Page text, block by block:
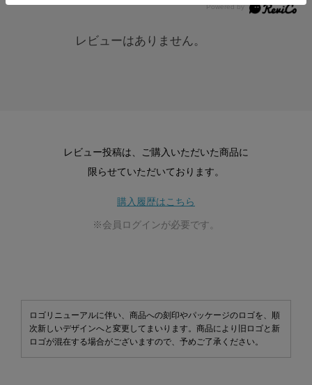
レビューはありません。
レビュー投稿は、ご購入いただいた商品に
限らせていただいております。
購入履歴はこちら
※会員ログインが必要です。
ロゴリニューアルに伴い、商品への刻印やパッケージのロゴを、順
次新しいデザインへと変更してまいります。商品により旧ロゴと新
ロゴが混在する場合がございますので、予めご了承ください。